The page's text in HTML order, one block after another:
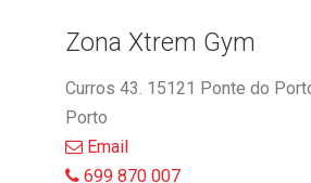
Zona Xtrem Gym
Curros 43. 15121 Ponte do
Porto
Email
699 870 007